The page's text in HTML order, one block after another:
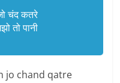
चंद कतरे
तो पानी
jo chand qatre